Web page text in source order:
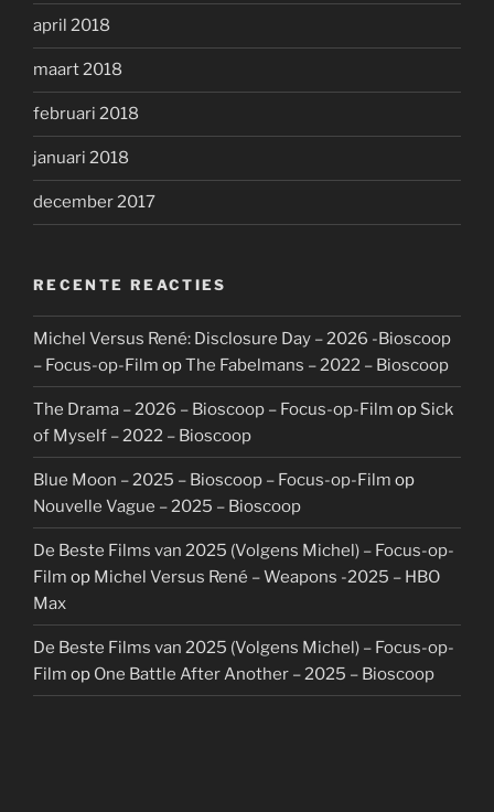
april 2018
maart 2018
februari 2018
januari 2018
december 2017
RECENTE REACTIES
Michel Versus René: Disclosure Day – 2026 -Bioscoop
– Focus-op-Film opThe Fabelmans – 2022 – Bioscoop
The Drama – 2026 – Bioscoop – Focus-op-Film op Sick
of Myself – 2022 – Bioscoop
Blue Moon – 2025 – Bioscoop – Focus-op-Film op
Nouvelle Vague – 2025 – Bioscoop
De Beste Films van 2025 (Volgens Michel) – Focus-op-
Film op Michel Versus René – Weapons -2025 – HBO
Max
De Beste Films van 2025 (Volgens Michel) – Focus-op-
Film op One Battle After Another – 2025 – Bioscoop